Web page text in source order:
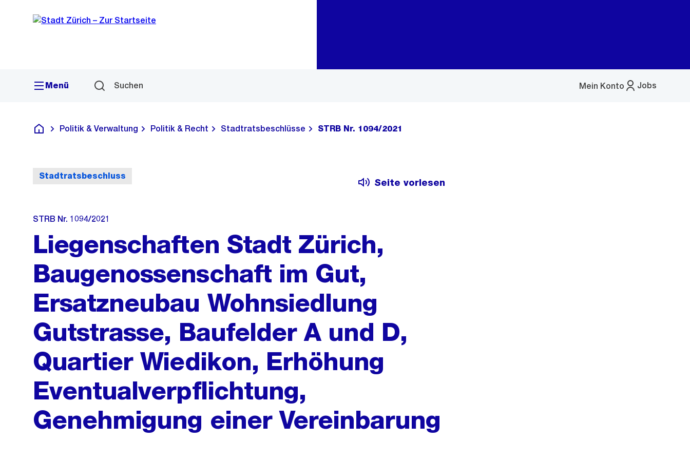
Navigation
Sprunglink
Menü Suchen Jobs
Mein Konto
Menü
Deutsch
Politik & Verwaltung Politik & Recht Stadtratsbeschlüsse STRB Nr. 1094/2021
Stadtratsbeschluss
Seite vorlesen
STRB Nr. 1094/2021
Liegenschaften Stadt Zürich,
Baugenossenschaft im Gut,
Ersatzneubau Wohnsiedlung
Gutstrasse, Baufelder A und D,
Quartier Wiedikon, Erhöhung
Eventualverpflichtung,
Genehmigung einer Vereinbarung